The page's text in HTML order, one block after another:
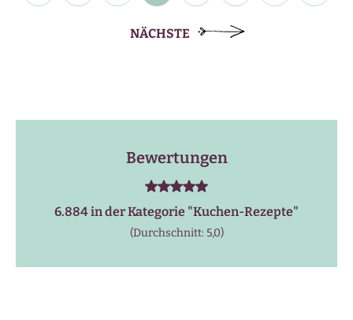
NÄCHSTE
Bewertungen
6.884 in der Kategorie "Kuchen-Rezepte"
(Durchschnitt: 5,0)